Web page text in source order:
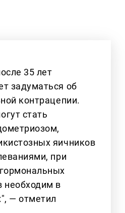
35 лет
задуматься об
контрацепии.
стать
яичников
при
необходим в
— отметил